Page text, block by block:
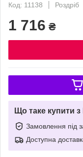
Код: 11138
Роздріб
1 716 ₴
Що таке купити
Замовлення під
Доступна